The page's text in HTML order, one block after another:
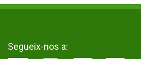
Segueix-nos a: